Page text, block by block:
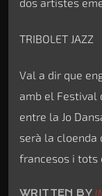
TRIBOLET JAZZ
Val a dir que
amb el Festival
entre la Jo
serà la cloenda
francesos i tots
WRITTEN BY